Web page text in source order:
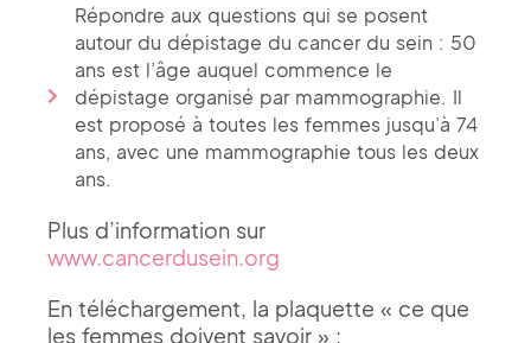
Répondre aux questions qui se posent
autour du dépistage du cancer du sein : 50
ans est l’âge auquel commence le
dépistage organisé par mammographie. Il
est proposé à toutes les femmes jusqu’à 74
ans, avec une mammographie tous les deux
ans.
Plus d’information sur
www.cancerdusein.org
En téléchargement, la plaquette « ce que
les femmes doivent savoir » :